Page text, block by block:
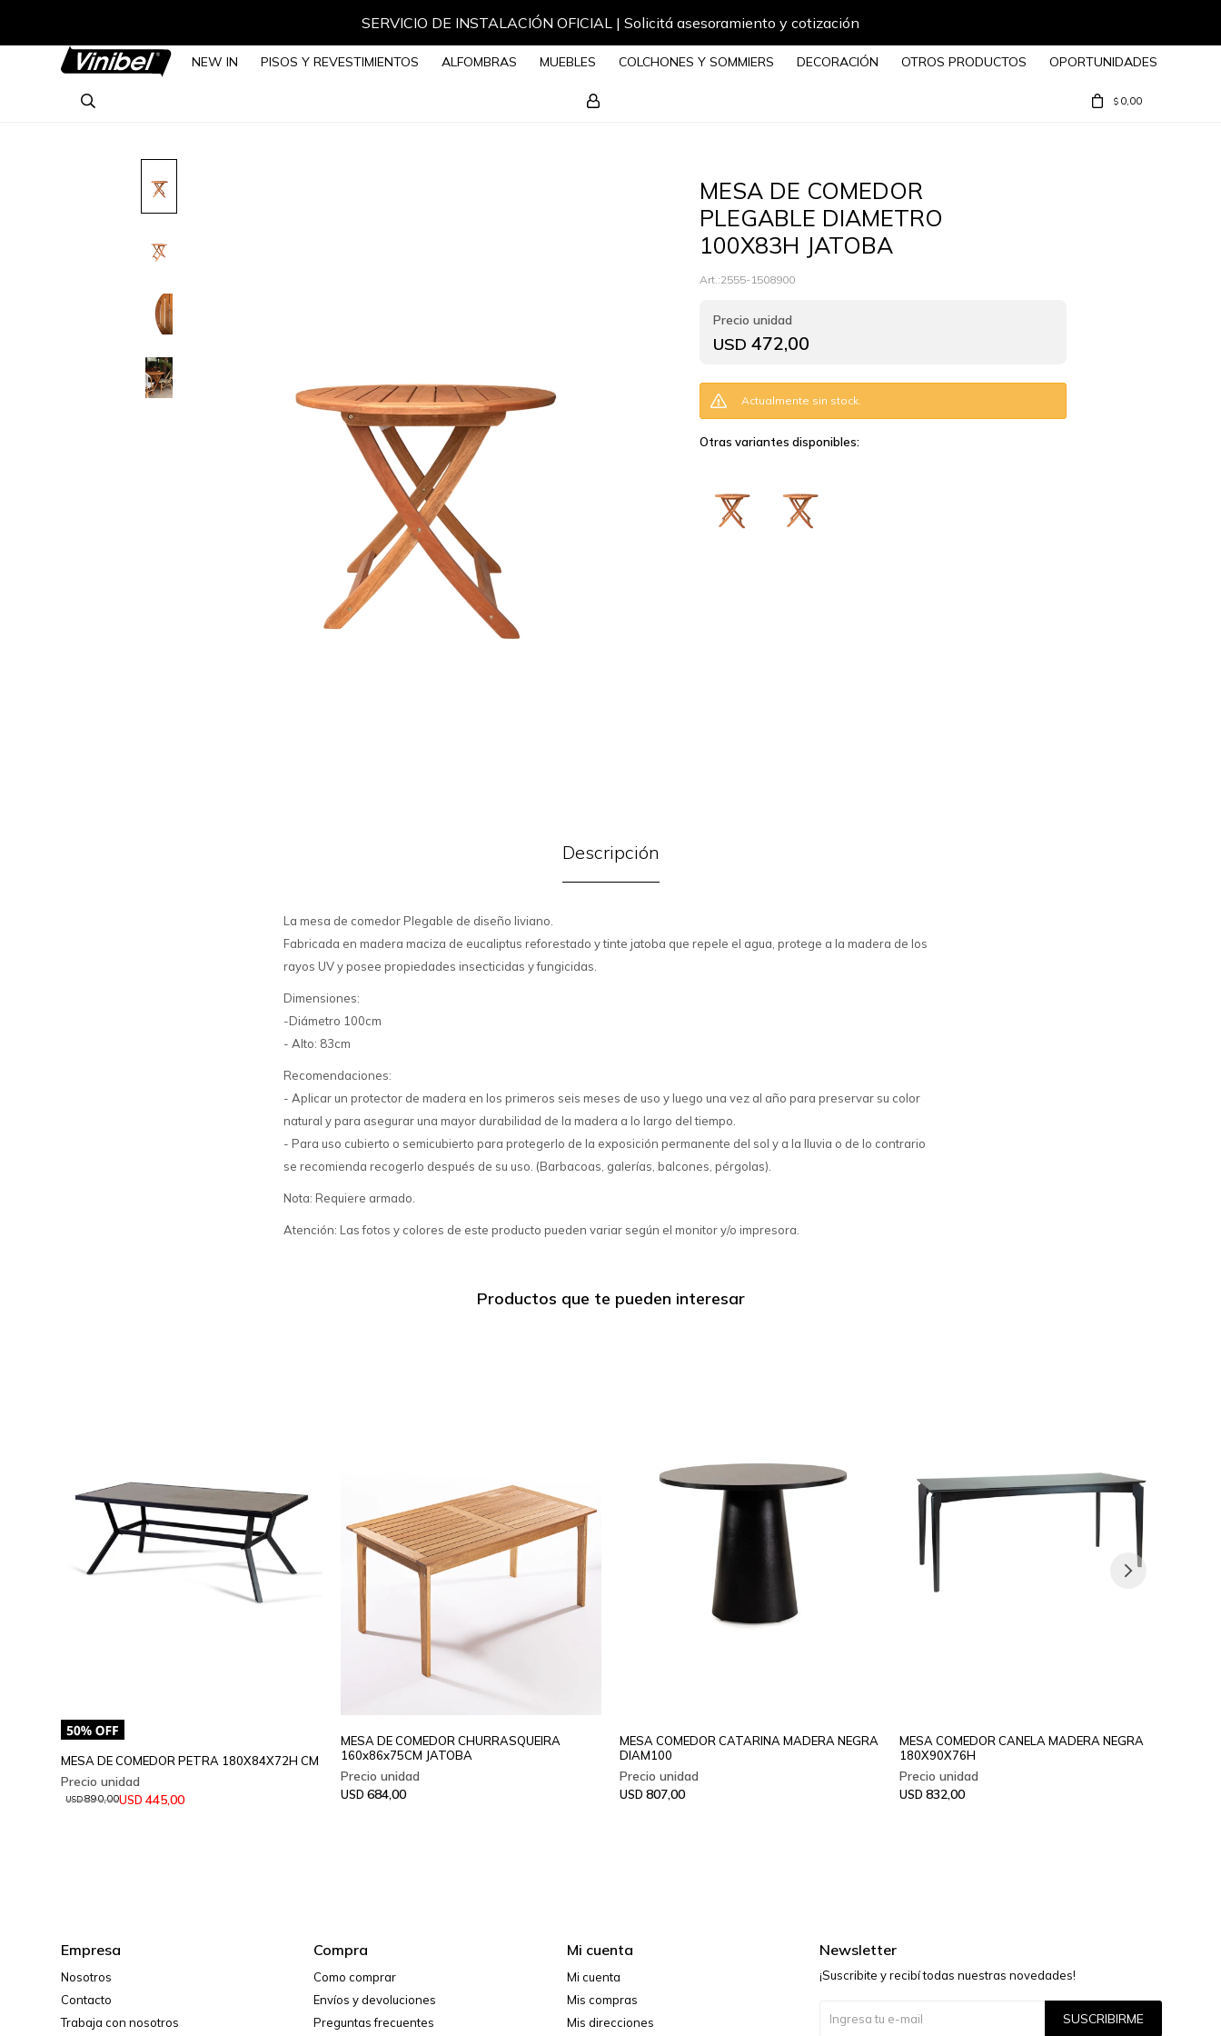
SERVICIO DE INSTALACIÓN OFICIAL | Solicitá asesoramiento y cotización
NEW IN PISOS Y REVESTIMIENTOS ALFOMBRAS MUEBLES COLCHONES Y SOMMIERS DECORACIÓN OTROS PRODUCTOS OPORTUNIDADES
$ 0,00
MESA DE COMEDOR
PLEGABLE DIAMETRO
100X83H JATOBA
2555-1508900
USD 472,00
Actualmente sin stock.
Otras variantes disponibles:
Descripción
La mesa de comedor Plegable de diseño liviano.
Fabricada en madera maciza de eucaliptus reforestado y tinte jatoba que repele el agua, protege a la madera de los
rayos UV y posee propiedades insecticidas y fungicidas.
Dimensiones:
-Diámetro 100cm
- Alto: 83cm
Recomendaciones:
- Aplicar un protector de madera en los primeros seis meses de uso y luego una vez al año para preservar su color
natural y para asegurar una mayor durabilidad de la madera a lo largo del tiempo.
- Para uso cubierto o semicubierto para protegerlo de la exposición permanente del sol y a la lluvia o de lo contrario
se recomienda recogerlo después de su uso. (Barbacoas, galerías, balcones, pérgolas).
Nota: Requiere armado.
Atención: Las fotos y colores de este producto pueden variar según el monitor y/o impresora.
Productos que te pueden interesar
MESA DE COMEDOR PETRA 180X84X72H CM
USD 445,00
USD890,00
MESA DE COMEDOR CHURRASQUEIRA
160x86x75CM JATOBA
USD 684,00
MESA COMEDOR CATARINA MADERA NEGRA
DIAM100
USD 807,00
MESA COMEDOR CANELA MADERA NEGRA
180X90X76H
USD 832,00
Empresa
Nosotros
Contacto
Trabaja con nosotros
Compra
Como comprar
Envíos y devoluciones
Preguntas frecuentes
Mi cuenta
Mi cuenta
Mis compras
Mis direcciones
Newsletter
¡Suscribite y recibí todas nuestras novedades!
SUSCRIBIRME